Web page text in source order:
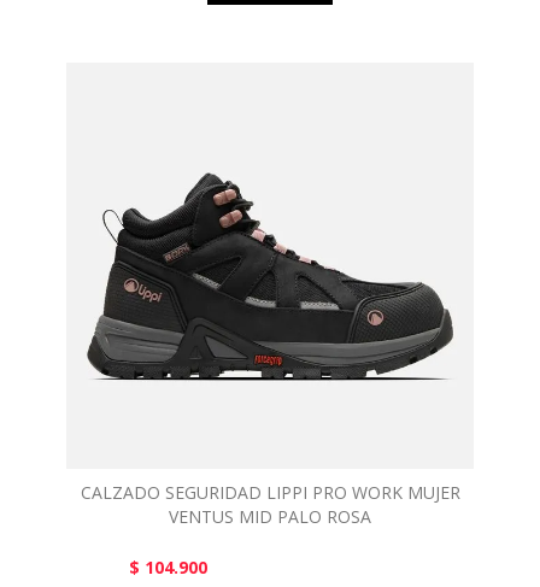
CALZADO SEGURIDAD LIPPI PRO WORK MUJER
VENTUS MID PALO ROSA
$ 104.900